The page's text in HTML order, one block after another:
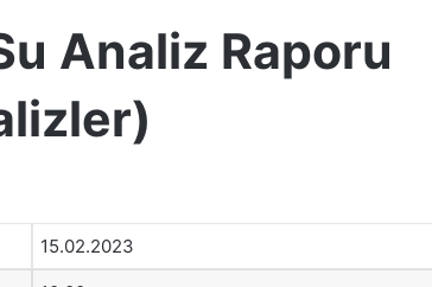
Analiz Raporu
15.02.2023